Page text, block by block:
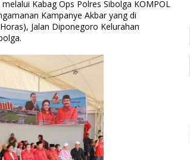
Kabag Ops Polres Sibolga KOMPOL
Kampanye Akbar yang di
Jalan Diponegoro Kelurahan